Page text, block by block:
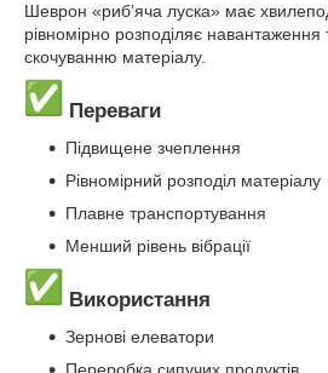
Шеврон «риб’яча луска» має
рівномірно розподіляє навантаження
скочуванню матеріалу.
Переваги
Підвищене зчеплення
Рівномірний розподіл матеріалу
Плавне транспортування
Менший рівень вібрації
Використання
Зернові елеватори
Переробка сипучих продуктів